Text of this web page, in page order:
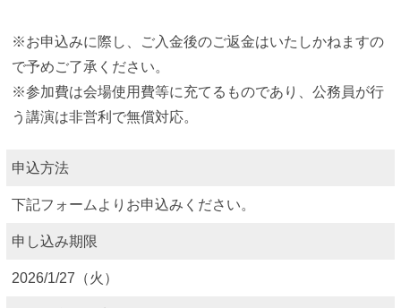
※お申込みに際し、ご入金後のご返金はいたしかねますの
で予めご了承ください。
※参加費は会場使用費等に充てるものであり、公務員が行
う講演は非営利で無償対応。
申込方法
下記フォームよりお申込みください。
申し込み期限
2026/1/27（火）